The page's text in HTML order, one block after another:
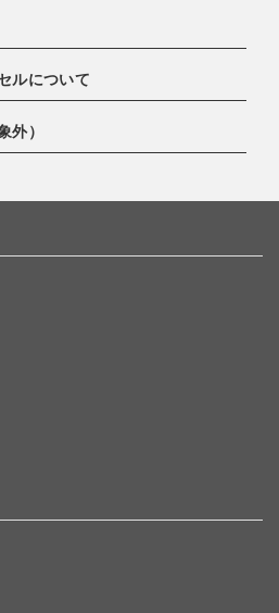
ただけます。
円
ルについて
までにご連絡頂いた場合はキャン
が出来ない場合がございます。あらか
外）